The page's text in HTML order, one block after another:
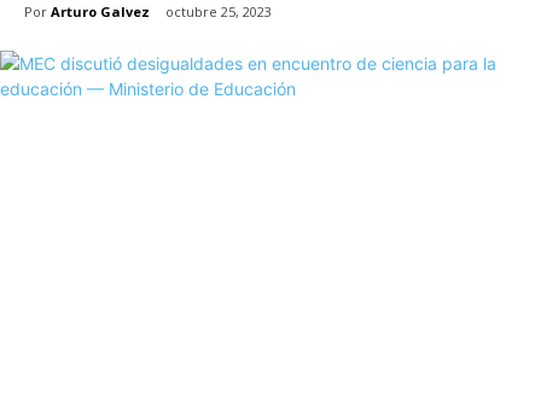
Por Arturo Galvez octubre 25, 2023